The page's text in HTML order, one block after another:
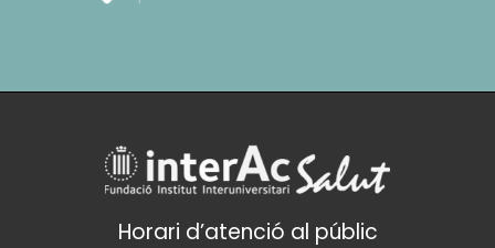
Horari d’atenció al públic